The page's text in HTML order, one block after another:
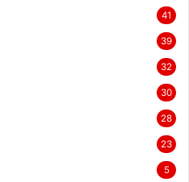
41
39
32
30
28
23
5